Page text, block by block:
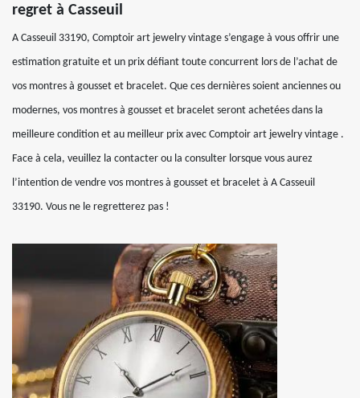
regret à Casseuil
A Casseuil 33190, Comptoir art jewelry vintage s’engage à vous offrir une
estimation gratuite et un prix défiant toute concurrent lors de l’achat de
vos montres à gousset et bracelet. Que ces dernières soient anciennes ou
modernes, vos montres à gousset et bracelet seront achetées dans la
meilleure condition et au meilleur prix avec Comptoir art jewelry vintage .
Face à cela, veuillez la contacter ou la consulter lorsque vous aurez
l’intention de vendre vos montres à gousset et bracelet à A Casseuil
33190. Vous ne le regretterez pas !